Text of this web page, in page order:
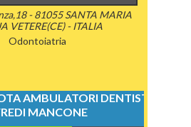
- 81055 SANTA MARIA
VETERE(CE) - ITALIA
Odontoiatria
AMBULATORI DENTISTICI
MANCONE